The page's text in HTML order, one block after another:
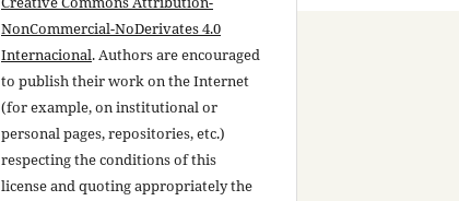
NonCommercial-NoDerivates 4.0
Internacional. Authors are encouraged
to publish their work on the Internet
(for example, on institutional or
personal pages, repositories, etc.)
respecting the conditions of this
license and quoting appropriately the